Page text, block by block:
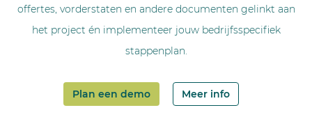
offertes, vorderstaten en andere documenten gelinkt aan
het project én implementeer jouw bedrijfsspecifiek
stappenplan.
Plan een demo Meer info